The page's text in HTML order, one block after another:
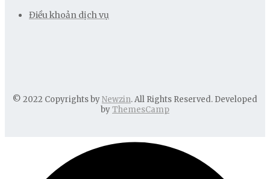
Điều khoản dịch vụ
© 2022 Copyrights byNewzin. All Rights Reserved. Developed
byThemesCamp